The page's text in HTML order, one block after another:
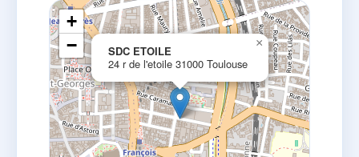
SDC ETOILE
24 r de l'etoile 31000 Toulouse
×
+
−